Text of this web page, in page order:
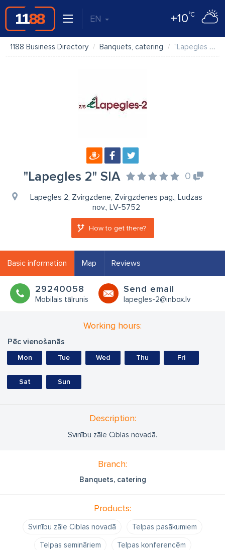
EN +10°C
1188 Business Directory Banquets, catering "Lapegles 2" SIA
"Lapegles 2" SIA 0
Lapegles 2, Zvirgzdene, Zvirgzdenes pag., Ludzas
nov., LV-5752
How to get there?
Basic information Map Reviews
29240058
Mobilais tālrunis
Send email
lapegles-2@inbox.lv
Working hours:
Pēc vienošanās
Mon Tue Wed Thu Fri
Sat Sun
Description:
Svinību zāle Ciblas novadā.
Branch:
Banquets, catering
Products:
Svinību zāle Ciblas novadā
Telpas pasākumiem
Telpas semināriem
Telpas konferencēm